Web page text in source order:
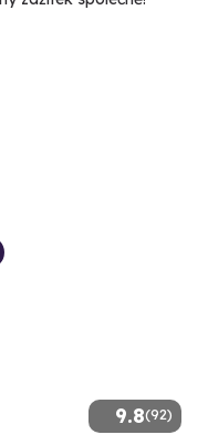
9.8(92)